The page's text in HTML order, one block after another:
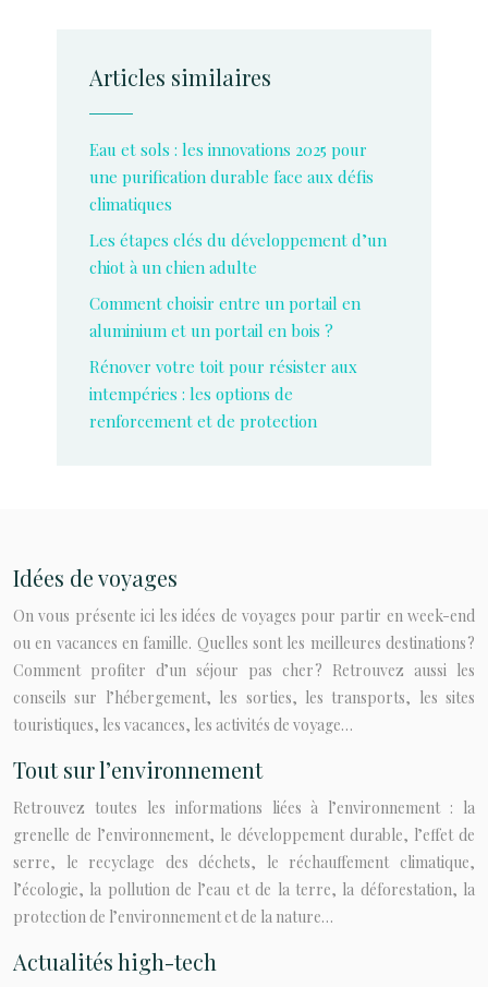
Articles similaires
Eau et sols : les innovations 2025 pour
une purification durable face aux défis
climatiques
Les étapes clés du développement d’un
chiot à un chien adulte
Comment choisir entre un portail en
aluminium et un portail en bois ?
Rénover votre toit pour résister aux
intempéries : les options de
renforcement et de protection
Idées de voyages
On vous présente ici les idées de voyages pour partir en week-end
ou en vacances en famille. Quelles sont les meilleures destinations ?
Comment profiter d’un séjour pas cher ? Retrouvez aussi les
conseils sur l’hébergement, les sorties, les transports, les sites
touristiques, les vacances, les activités de voyage…
Tout sur l’environnement
Retrouvez toutes les informations liées à l’environnement : la
grenelle de l’environnement, le développement durable, l’effet de
serre, le recyclage des déchets, le réchauffement climatique,
l’écologie, la pollution de l’eau et de la terre, la déforestation, la
protection de l’environnement et de la nature…
Actualités high-tech